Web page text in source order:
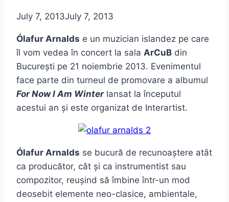
July 7, 2013July 7, 2013
Ólafur Arnalds e un muzician islandez pe care
îl vom vedea în concert la sala ArCuB din
București pe 21 noiembrie 2013. Evenimentul
face parte din turneul de promovare a albumul
For Now I Am Winterlansat la începutul
acestui an și este organizat de Interartist.
Ólafur Arnalds se bucură de recunoaștere atât
ca producător, cât și ca instrumentist sau
compozitor, reușind să îmbine într-un mod
deosebit elemente neo-clasice, ambientale,